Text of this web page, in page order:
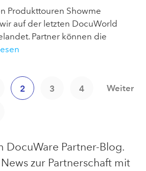
Produkttouren Showme
auf der letzten DocuWorld
Partner können die
2 3 4 Weiter
DocuWare Partner-Blog.
zur Partnerschaft mit